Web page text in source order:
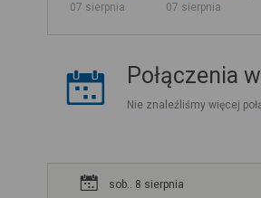
07 sierpnia 07 sierpnia
Połączenia
Nie znaleźliśmy więcej
sob.. 8 sierpnia